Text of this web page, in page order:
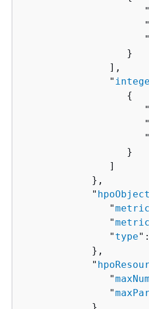
                     "
                     "
                     "
                  }
               ],
               "
{
                     "
                     "
                     "
                  }
               ]
            },
            "
               "
               "
               "
type
            },
            "
               "
               "
            }